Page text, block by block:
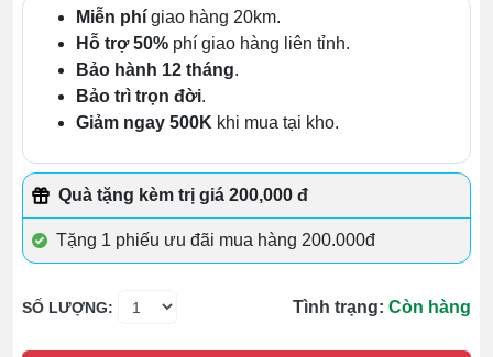
Miễn phí giao hàng 20km.
Hỗ trợ 50% phí giao hàng liên tỉnh.
Bảo hành 12 tháng.
Bảo trì trọn đời.
Giảm ngay 500K khi mua tại kho.
Quà tặng kèm trị giá 200,000 đ
Tặng 1 phiếu ưu đãi mua hàng 200.000đ
SỐ LƯỢNG: Tình trạng: Còn hàng